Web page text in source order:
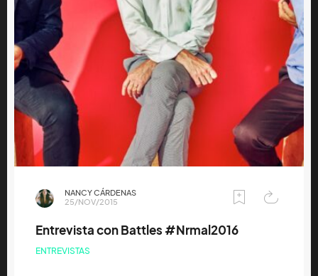
NANCY CÁRDENAS
25/NOV/2015
Entrevista con Battles #Nrmal2016
ENTREVISTAS